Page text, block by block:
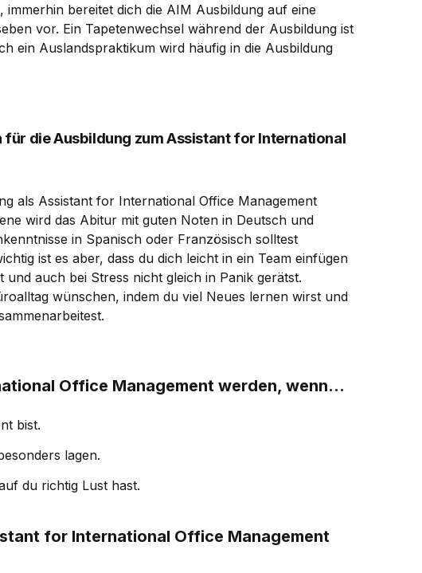
bereitet dich die AIM Ausbildung auf eine
vor. Ein Tapetenwechsel während der Ausbildung ist
ein Auslandspraktikum wird häufig in die Ausbildung
die Ausbildung zum Assistant for International
als Assistant for International Office Management
wird das Abitur mit guten Noten in Deutsch und
in Spanisch oder Französisch solltest
ist es aber, dass du dich leicht in ein Team einfügen
auch bei Stress nicht gleich in Panik gerätst.
wünschen, indem du viel Neues lernen wirst und
Office Management werden, wenn...
bist.
lagen.
du richtig Lust hast.
for International Office Management